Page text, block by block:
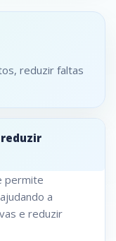
reduzir faltas
permite
a
e reduzir